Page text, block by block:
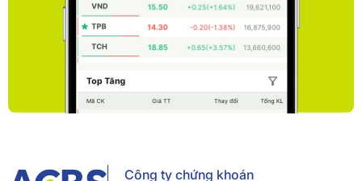
Công ty chứng khoán